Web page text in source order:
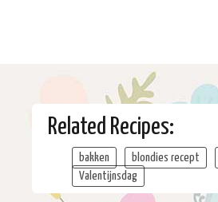
Related Recipes:
bakken blondies recept
Valentijnsdag